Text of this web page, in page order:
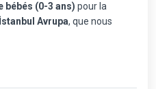
bébés (0-3 ans) pour la
Avrupa, que nous